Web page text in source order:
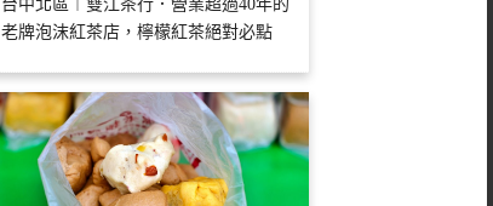
台中北區︱雙江茶行．營業超過40年的
老牌泡沫紅茶店，檸檬紅茶絕對必點